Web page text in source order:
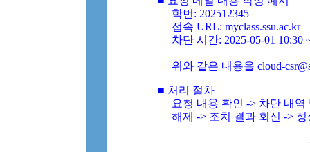
학번: 202512345
접속 URL: myclass.ssu.ac.kr
차단 시간: 2025-05-01 10:30
위와 같은 내용을 cloud-
■ 처리 절차
요청 내용 확인 -> 차단 내
해제 -> 조치 결과 회신 ->